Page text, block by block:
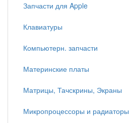
Запчасти для Apple
Клавиатуры
Компьютерн. запчасти
Материнские платы
Матрицы, Тачскрины, Экраны
Микропроцессоры и радиаторы